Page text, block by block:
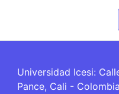
Universidad Icesi:
Pance, Cali - Colombia